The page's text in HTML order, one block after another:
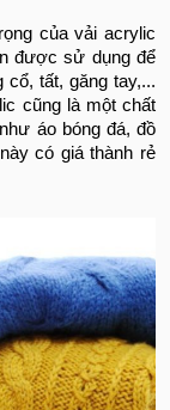
của vải acrylic
được sử dụng để
cổ, tất, găng tay,...
cũng là một chất
áo bóng đá, đồ
có giá thành rẻ